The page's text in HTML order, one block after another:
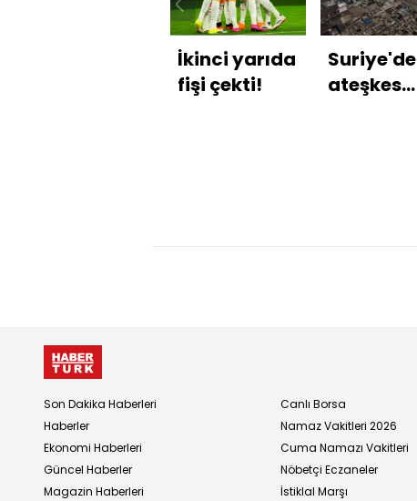
İkinci yarıda
fişi çekti!
Suriye'de
ateşkes
Son Dakika Haberleri
Haberler
Ekonomi Haberleri
Güncel Haberler
Magazin Haberleri
Canlı Borsa
Namaz Vakitleri 2026
Cuma Namazı Vakitleri
Nöbetçi Eczaneler
İstiklal Marşı